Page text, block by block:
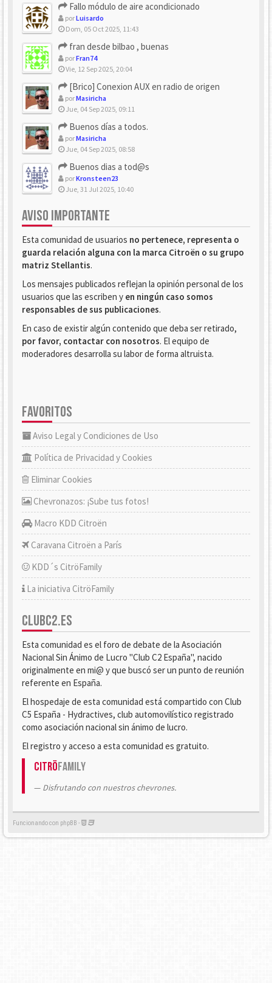
Fallo módulo de aire acondicionado
porLuisardo
Dom, 05 Oct 2025, 11:43
fran desde bilbao , buenas
porFran74
Vie, 12 Sep 2025, 20:04
[Brico] Conexion AUX en radio de origen
porMasiricha
Jue, 04 Sep 2025, 09:11
Buenos días a todos.
porMasiricha
Jue, 04 Sep 2025, 08:58
Buenos dias a tod@s
porKronsteen23
Jue, 31 Jul 2025, 10:40
AVISO IMPORTANTE
Esta comunidad de usuarios no pertenece, representa o
guarda relación alguna con la marca Citroën o su grupo
matriz Stellantis.
Los mensajes publicados reflejan la opinión personal de los
usuarios que las escriben y en ningún caso somos
responsables de sus publicaciones.
En caso de existir algún contenido que deba ser retirado,
por favor, contactar con nosotros. El equipo de
moderadores desarrolla su labor de forma altruista.
FAVORITOS
Aviso Legal y Condiciones de Uso
Política de Privacidad y Cookies
Eliminar Cookies
Chevronazos: ¡Sube tus fotos!
Macro KDD Citroën
Caravana Citroën a París
KDD´s CitröFamily
La iniciativa CitröFamily
CLUBC2.ES
Esta comunidad es el foro de debate de la Asociación
Nacional Sin Ánimo de Lucro "Club C2 España", nacido
originalmente en mi@ y que buscó ser un punto de reunión
referente en España.
El hospedaje de esta comunidad está compartido con Club
C5 España - Hydractives, club automovilístico registrado
como asociación nacional sin ánimo de lucro.
El registro y acceso a esta comunidad es gratuito.
CitröFamily
Disfrutando con nuestros chevrones.
Funcionando con phpBB -